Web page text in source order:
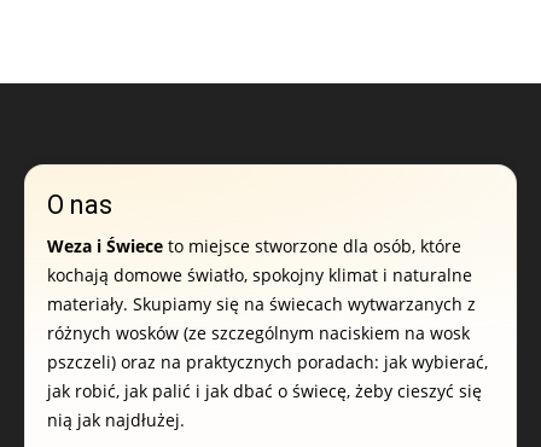
O nas
Weza i Świece to miejsce stworzone dla osób, które
kochają domowe światło, spokojny klimat i naturalne
materiały. Skupiamy się na świecach wytwarzanych z
różnych wosków (ze szczególnym naciskiem na wosk
pszczeli) oraz na praktycznych poradach: jak wybierać,
jak robić, jak palić i jak dbać o świecę, żeby cieszyć się
nią jak najdłużej.